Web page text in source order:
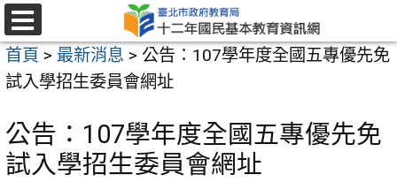
跳
至
主
要
內
容
區
選
單
首頁 > 最新消息 > 公告：107學年度全國五專優先免
試入學招生委員會網址
公告：107學年度全國五專優先免
試入學招生委員會網址